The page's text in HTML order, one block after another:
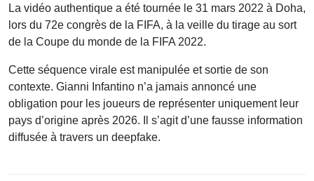
La vidéo authentique a été tournée le 31 mars 2022 à Doha,
lors du 72e congrès de la FIFA, à la veille du tirage au sort
de la Coupe du monde de la FIFA 2022.
Cette séquence virale est manipulée et sortie de son
contexte. Gianni Infantino n’a jamais annoncé une
obligation pour les joueurs de représenter uniquement leur
pays d’origine après 2026. Il s’agit d’une fausse information
diffusée à travers un deepfake.